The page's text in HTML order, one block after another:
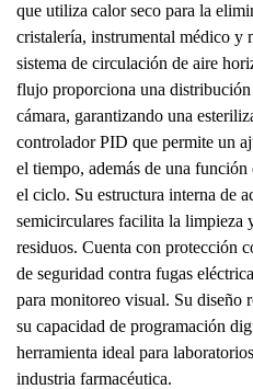
que utiliza calor seco para la
cristalería, instrumental médico y
sistema de circulación de aire
flujo proporciona una
cámara, garantizando una
controlador PID que permite un
el tiempo, además de una
el ciclo. Su estructura interna de
semicirculares facilita la limpieza
residuos. Cuenta con protección
de seguridad contra fugas
para monitoreo visual. Su diseño
su capacidad de programación
herramienta ideal para
industria farmacéutica.